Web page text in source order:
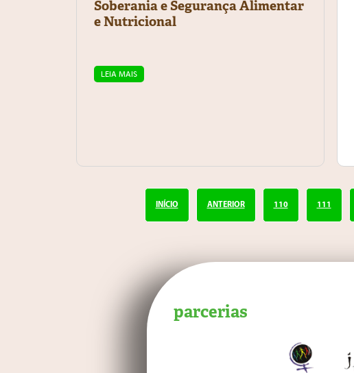
Soberania e Segurança Alimentar
e Nutricional
LEIA MAIS
INÍCIO ANTERIOR 110 111
parcerias